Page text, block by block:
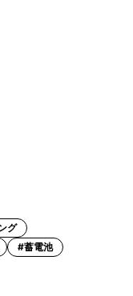
グ
#蓄電池